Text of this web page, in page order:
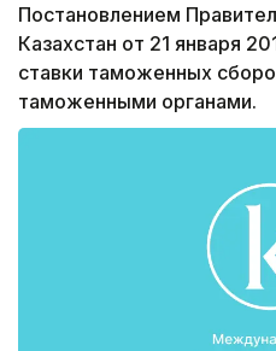
Постановлением
Казахстан от 21 января
ставки таможенных
таможенными органами.